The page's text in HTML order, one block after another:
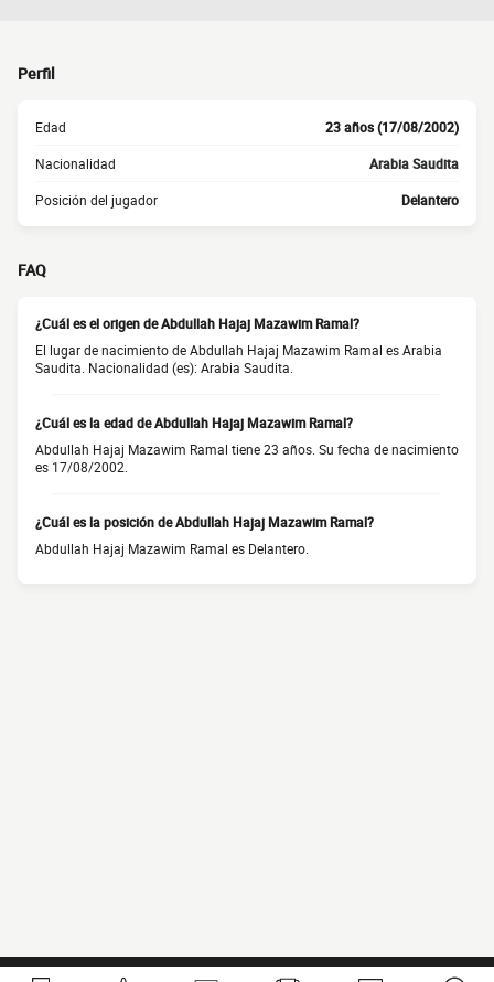
Perfil
Edad 23 años (17/08/2002)
Nacionalidad Arabia Saudita
Posición del jugador Delantero
FAQ
¿Cuál es el origen de Abdullah Hajaj Mazawim Ramal?
El lugar de nacimiento de Abdullah Hajaj Mazawim Ramal es Arabia
Saudita. Nacionalidad (es): Arabia Saudita.
¿Cuál es la edad de Abdullah Hajaj Mazawim Ramal?
Abdullah Hajaj Mazawim Ramal tiene 23 años. Su fecha de nacimiento
es 17/08/2002.
¿Cuál es la posición de Abdullah Hajaj Mazawim Ramal?
Abdullah Hajaj Mazawim Ramal es Delantero.